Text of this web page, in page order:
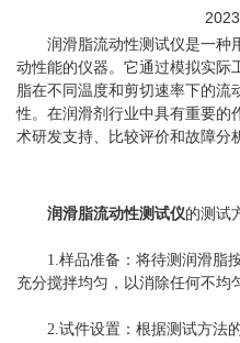
润滑脂流动性测试仪是一种
动性能的仪器。它通过模拟实际
脂在不同温度和剪切速率下的流
性。在润滑剂行业中具有重要的
术研发支持、比较评价和故障分
润滑脂流动性测试仪的测试
1.样品准备：将待测润滑脂按
充分搅拌均匀，以消除任何不均
2.试件设置：根据测试方法的